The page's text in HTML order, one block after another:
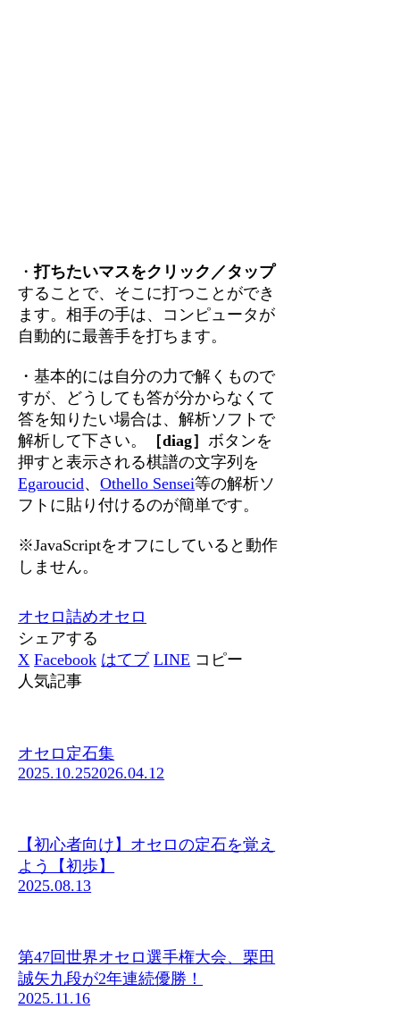
・打ちたいマスをクリック／タップ
することで、そこに打つことができ
ます。相手の手は、コンピュータが
自動的に最善手を打ちます。
・基本的には自分の力で解くもので
すが、どうしても答が分からなくて
答を知りたい場合は、解析ソフトで
解析して下さい。
［diag］ ボタンを
押すと表示される棋譜の文字列を
Egaroucid、Othello Sensei等の解析ソ
フトに貼り付けるのが簡単です。
※JavaScriptをオフにしていると動作
しません。
オセロ詰めオセロ
シェアする
X Facebook はてブ LINE コピー
人気記事
オセロ定石集
2025.10.252026.04.12
【初心者向け】オセロの定石を覚え
よう【初歩】
2025.08.13
第47回世界オセロ選手権大会、栗田
誠矢九段が2年連続優勝！
2025.11.16